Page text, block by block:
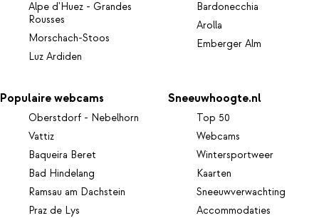
Alpe d'Huez - Grandes
Rousses
Morschach-Stoos
Luz Ardiden
Bardonecchia
Arolla
Emberger Alm
Populaire webcams
Oberstdorf - Nebelhorn
Vattiz
Baqueira Beret
Bad Hindelang
Ramsau am Dachstein
Praz de Lys
Sneeuwhoogte.nl
Top 50
Webcams
Wintersportweer
Kaarten
Sneeuwverwachting
Accommodaties